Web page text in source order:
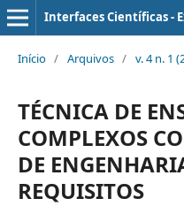
Interfaces Científicas -
Início / Arquivos / v. 4 n. 1
TÉCNICA DE
COMPLEXOS
DE
REQUISITOS